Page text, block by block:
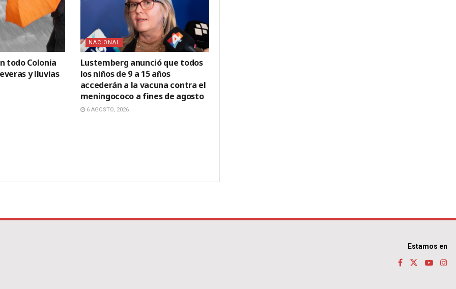
todo Colonia
y lluvias
NACIONAL
Lustemberg anunció que todos
los niños de 9 a 15 años
accederán a la vacuna contra el
meningococo a fines de agosto
6 AGOSTO, 2026
Estamos en